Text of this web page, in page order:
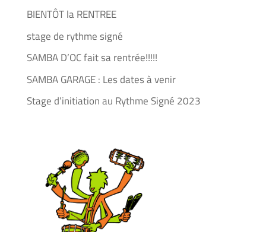
BIENTÔT la RENTREE
stage de rythme signé
SAMBA D’OC fait sa rentrée!!!!!
SAMBA GARAGE : Les dates à venir
Stage d’initiation au Rythme Signé 2023